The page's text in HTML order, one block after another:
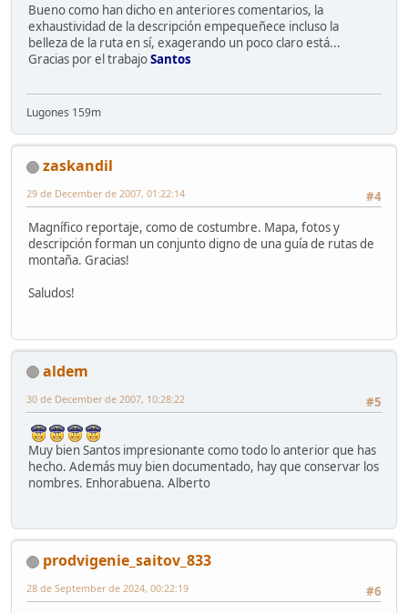
Bueno como han dicho en anteriores comentarios, la
exhaustividad de la descripción empequeñece incluso la
belleza de la ruta en sí, exagerando un poco claro está...
Gracias por el trabajoSantos
Lugones 159m
zaskandil
#4
29 de December de 2007, 01:22:14
Magnífico reportaje, como de costumbre. Mapa, fotos y
descripción forman un conjunto digno de una guía de rutas de
montaña. Gracias!
Saludos!
aldem
#5
30 de December de 2007, 10:28:22
Muy bien Santos impresionante como todo lo anterior que has
hecho. Además muy bien documentado, hay que conservar los
nombres. Enhorabuena. Alberto
prodvigenie_saitov_833
#6
28 de September de 2024, 00:22:19